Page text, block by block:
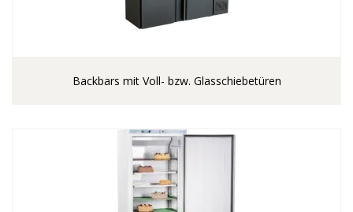
Backbars mit Voll- bzw. Glasschiebetüren